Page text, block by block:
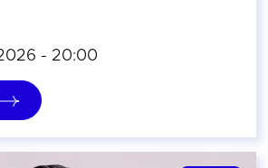
- 20:00